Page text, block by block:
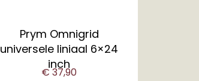
Prym Omnigrid
universele liniaal 6×24
inch
€37,90